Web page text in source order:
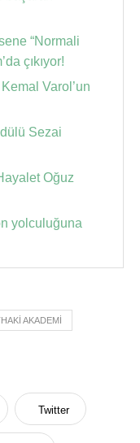
“Normali
çıkıyor!
Varol’un
Sezai
Oğuz
yolculuğuna
AKADEMI
Twitter